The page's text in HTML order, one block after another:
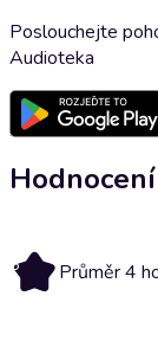
Poslouchejte
Audioteka
5 Průměr 4